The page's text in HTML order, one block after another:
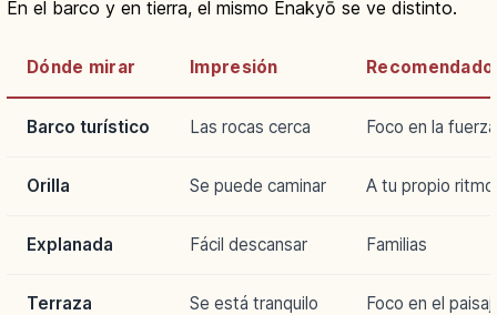
En el barco y en tierra, el mismo Enakyō se ve distinto.
Dónde mirar Impresión
Barco turístico Las rocas cerca Foco en la fuerza
Orilla Se puede caminar A tu propio ritmo
Explanada Fácil descansar Familias
Terraza Se está tranquilo Foco en el